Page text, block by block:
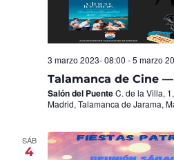
Talamanca de Cine
3 marzo 2023- 08:00 -5 marzo
Salón del PuenteC. de la Villa,
Madrid, Talamanca de Jarama,
SÁB
4